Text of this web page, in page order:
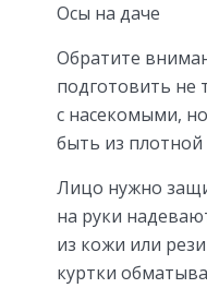
Осы на даче
Обратите
подготовить не
с насекомыми,
быть из
Лицо нужно
на руки
из кожи или
куртки